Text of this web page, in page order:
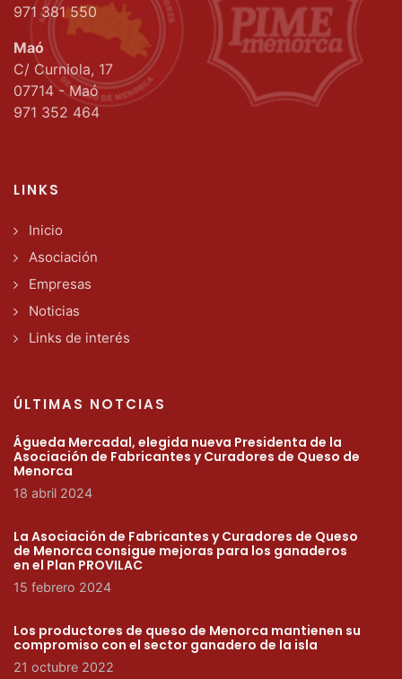
971 381 550
Maó
C/ Curniola, 17
07714 - Maó
971 352 464
LINKS
Inicio
Asociación
Empresas
Noticias
Links de interés
ÚLTIMAS NOTCIAS
Águeda Mercadal, elegida nueva Presidenta de la
Asociación de Fabricantes y Curadores de Queso de
Menorca
18 abril 2024
La Asociación de Fabricantes y Curadores de Queso
de Menorca consigue mejoras para los ganaderos
en el Plan PROVILAC
15 febrero 2024
Los productores de queso de Menorca mantienen su
compromiso con el sector ganadero de la isla
21 octubre 2022